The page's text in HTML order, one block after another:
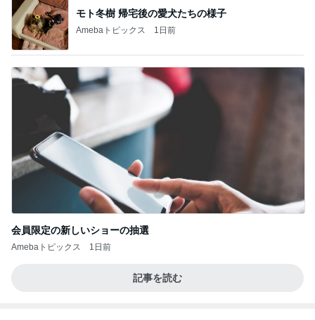
モト冬樹 帰宅後の愛犬たちの様子
Amebaトピックス 1日前
会員限定の新しいショーの抽選
Amebaトピックス 1日前
記事を読む